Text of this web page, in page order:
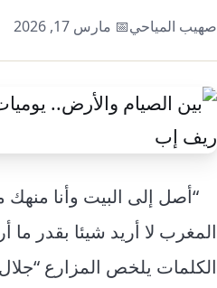
ثقافة
إرشاد زراعي
نساء
قضايا
قصة
انفوجرافيك
تقارير صور
صهيب المياحي📅 مارس 17, 2026
“أصل إلى البيت وأنا
المغرب لا أريد شيئا بقدر ما
الكلمات يلخص المزارع